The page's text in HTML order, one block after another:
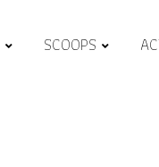
SCOOPS